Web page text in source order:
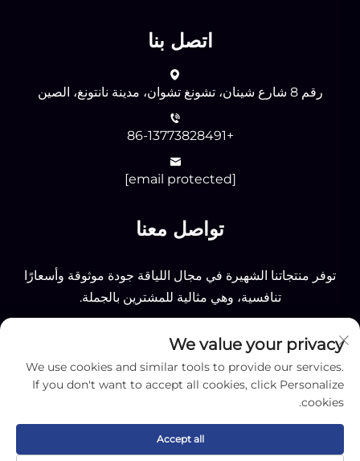
اتصل بنا
رقم 8 شارع شينان، تشونغ تشوان، مدينة نانتونغ، الصين
+86-13773828491
[email protected]
تواصل معنا
توفر منتجاتنا الشهيرة في مجال اللياقة جودة موثوقة وأسعارًا
تنافسية، وهي مثالية للمشترين بالجملة.
إرسال
جميع الحقوق محفوظة © 2025 لشركة نانتونغ أوكي سبورتينغ
We value your privacy
We use cookies and similar tools to provide our services.
If you don't want to accept all cookies, click Personalize
cookies.
Accept all